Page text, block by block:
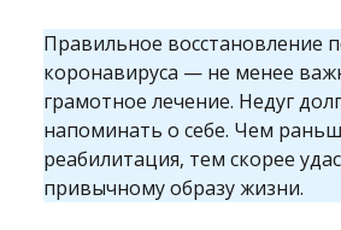
Правильное восстановление
коронавируса — не менее
грамотное лечение. Недуг
напоминать о себе. Чем
реабилитация, тем скорее
привычному образу жизни.